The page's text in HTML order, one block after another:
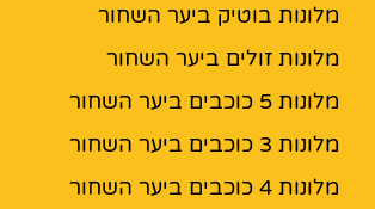
מלונות בוטיק ביער השחור
מלונות זולים ביער השחור
מלונות 5 כוכבים ביער השחור
מלונות 3 כוכבים ביער השחור
מלונות 4 כוכבים ביער השחור